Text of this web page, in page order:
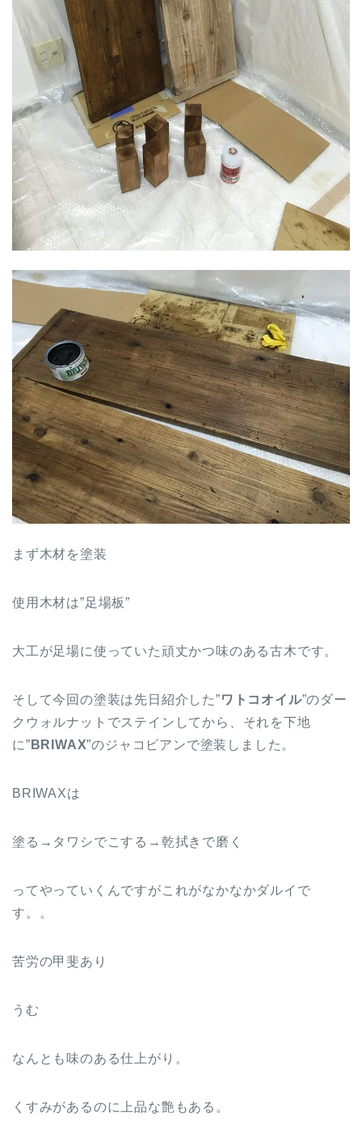
まず木材を塗装
使用木材は”足場板”
大工が足場に使っていた頑丈かつ味のある古木です。
そして今回の塗装は先日紹介した”ワトコオイル”のダー
クウォルナットでステインしてから、それを下地
に” BRIWAX”のジャコビアンで塗装しました。
BRIWAXは
塗る→タワシでこする→乾拭きで磨く
ってやっていくんですがこれがなかなかダルイで
す。。
苦労の甲斐あり
うむ
なんとも味のある仕上がり。
くすみがあるのに上品な艶もある。